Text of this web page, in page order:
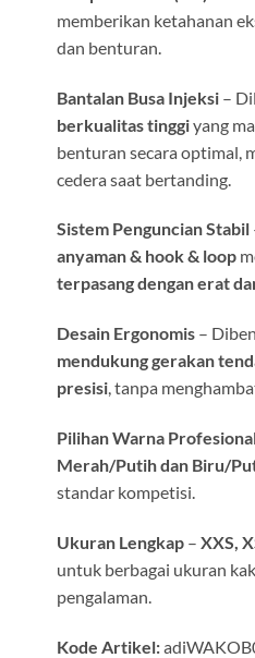
memberikan ketahanan
dan benturan.
Bantalan Busa Injeksi–
berkualitas tinggiyang
benturan secara optimal,
cedera saat bertanding.
Sistem Penguncian Stabil
anyaman & hook & loop
terpasang dengan erat
Desain Ergonomis–
mendukung gerakan
presisi, tanpa
Pilihan Warna
Merah/Putih dan Biru/
standar kompetisi.
Ukuran Lengkap– XXS,
untuk berbagai ukuran
pengalaman.
Kode Artikel: